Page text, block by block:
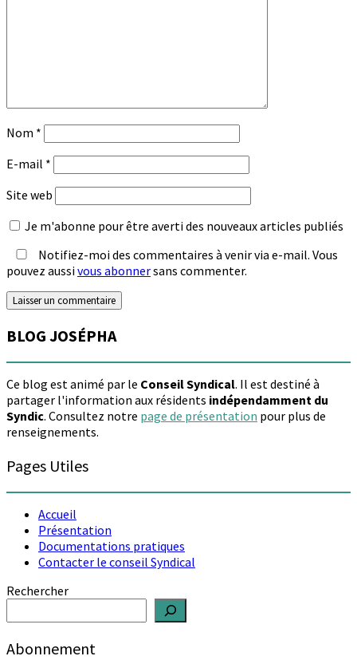
Nom *
E-mail *
Site web
Je m'abonne pour être averti des nouveaux articles publiés
Notifiez-moi des commentaires à venir via e-mail. Vous
pouvez aussivous abonnersans commenter.
BLOG JOSÉPHA
Ce blog est animé par le Conseil Syndical. Il est destiné à
partager l'information aux résidents indépendamment du
Syndic. Consultez notre page de présentation pour plus de
renseignements.
Pages Utiles
Accueil
Présentation
Documentations pratiques
Contacter le conseil Syndical
Rechercher
Abonnement